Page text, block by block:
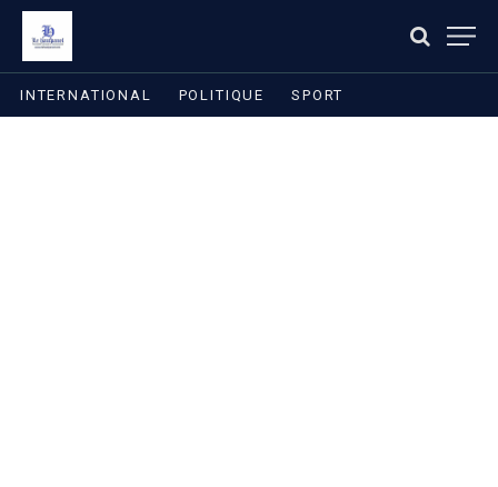
INTERNATIONAL POLITIQUE SPORT